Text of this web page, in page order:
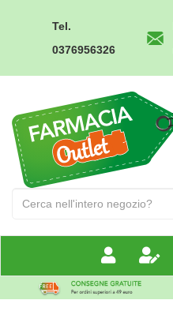
Tel.
0376956326
Outlet
Prodotto